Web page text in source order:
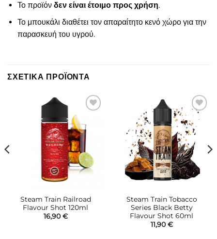
Το προϊόν δεν είναι έτοιμο προς χρήση.
Το μπουκάλι διαθέτει τον απαραίτητο κενό χώρο για την
παρασκευή του υγρού.
ΣΧΕΤΙΚΆ ΠΡΟΪΌΝΤΑ
Πρόσθήκη
στην λίστα
επιθυμιών
Steam Train Railroad
Flavour Shot 120ml
16,90 €
Πρόσθήκη
στην λίστα
επιθυμιών
Steam Train Tobacco
Series Black Betty
Flavour Shot 60ml
11,90 €